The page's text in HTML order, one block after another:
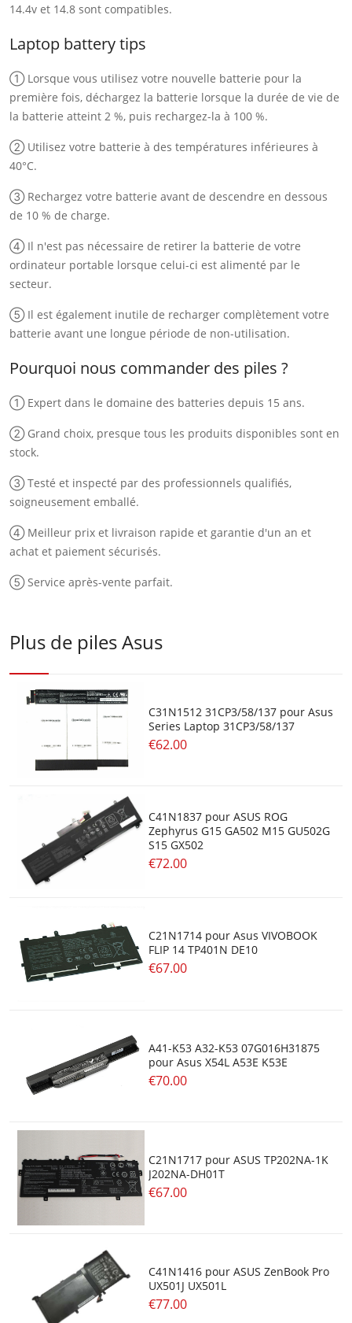
14.4v et 14.8 sont compatibles.
Laptop battery tips
① Lorsque vous utilisez votre nouvelle batterie pour la
première fois, déchargez la batterie lorsque la durée de vie de
la batterie atteint 2 %, puis rechargez-la à 100 %.
② Utilisez votre batterie à des températures inférieures à
40°C.
③ Rechargez votre batterie avant de descendre en dessous
de 10 % de charge.
④ Il n'est pas nécessaire de retirer la batterie de votre
ordinateur portable lorsque celui-ci est alimenté par le
secteur.
⑤ Il est également inutile de recharger complètement votre
batterie avant une longue période de non-utilisation.
Pourquoi nous commander des piles ?
① Expert dans le domaine des batteries depuis 15 ans.
② Grand choix, presque tous les produits disponibles sont en
stock.
③ Testé et inspecté par des professionnels qualifiés,
soigneusement emballé.
④ Meilleur prix et livraison rapide et garantie d'un an et
achat et paiement sécurisés.
⑤ Service après-vente parfait.
Plus de piles Asus
C31N1512 31CP3/58/137 pour Asus
Series Laptop 31CP3/58/137
€62.00
C41N1837 pour ASUS ROG
Zephyrus G15 GA502 M15 GU502G
S15 GX502
€72.00
C21N1714 pour Asus VIVOBOOK
FLIP 14 TP401N DE10
€67.00
A41-K53 A32-K53 07G016H31875
pour Asus X54L A53E K53E
€70.00
C21N1717 pour ASUS TP202NA-1K
J202NA-DH01T
€67.00
C41N1416 pour ASUS ZenBook Pro
UX501J UX501L
€77.00